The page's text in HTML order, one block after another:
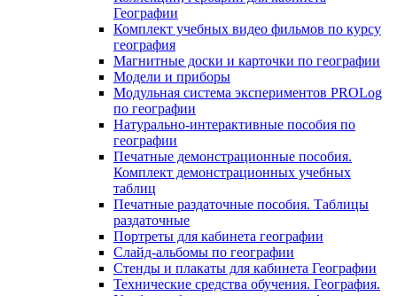
Географии
Комплект учебных видео фильмов по курсу
география
Магнитные доски и карточки по географии
Модели и приборы
Модульная система экспериментов PROLog
по географии
Натурально-интерактивные пособия по
географии
Печатные демонстрационные пособия.
Комплект демонстрационных учебных
таблиц
Печатные раздаточные пособия. Таблицы
раздаточные
Портреты для кабинета географии
Слайд-альбомы по географии
Стенды и плакаты для кабинета Географии
Технические средства обучения. География.